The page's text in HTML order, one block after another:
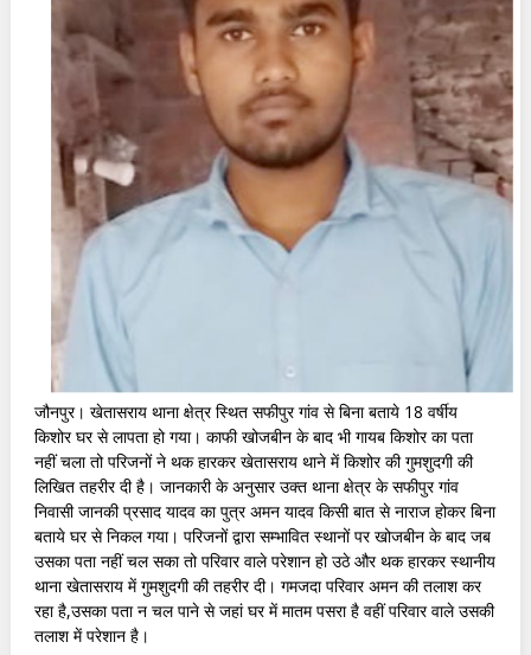
जौनपुर। खेतासराय थाना क्षेत्र स्थित सफीपुर गांव से बिना बताये 18 वर्षीय
किशोर घर से लापता हो गया। काफी खोजबीन के बाद भी गायब किशोर का पता
नहीं चला तो परिजनों ने थक हारकर खेतासराय थाने में किशोर की गुमशुदगी की
लिखित तहरीर दी है। जानकारी के अनुसार उक्त थाना क्षेत्र के सफीपुर गांव
निवासी जानकी प्रसाद यादव का पुत्र अमन यादव किसी बात से नाराज होकर बिना
बताये घर से निकल गया। परिजनों द्वारा सम्भावित स्थानों पर खोजबीन के बाद जब
उसका पता नहीं चल सका तो परिवार वाले परेशान हो उठे और थक हारकर स्थानीय
थाना खेतासराय में गुमशुदगी की तहरीर दी। गमजदा परिवार अमन की तलाश कर
रहा है,उसका पता न चल पाने से जहां घर में मातम पसरा है वहीं परिवार वाले उसकी
तलाश में परेशान है।